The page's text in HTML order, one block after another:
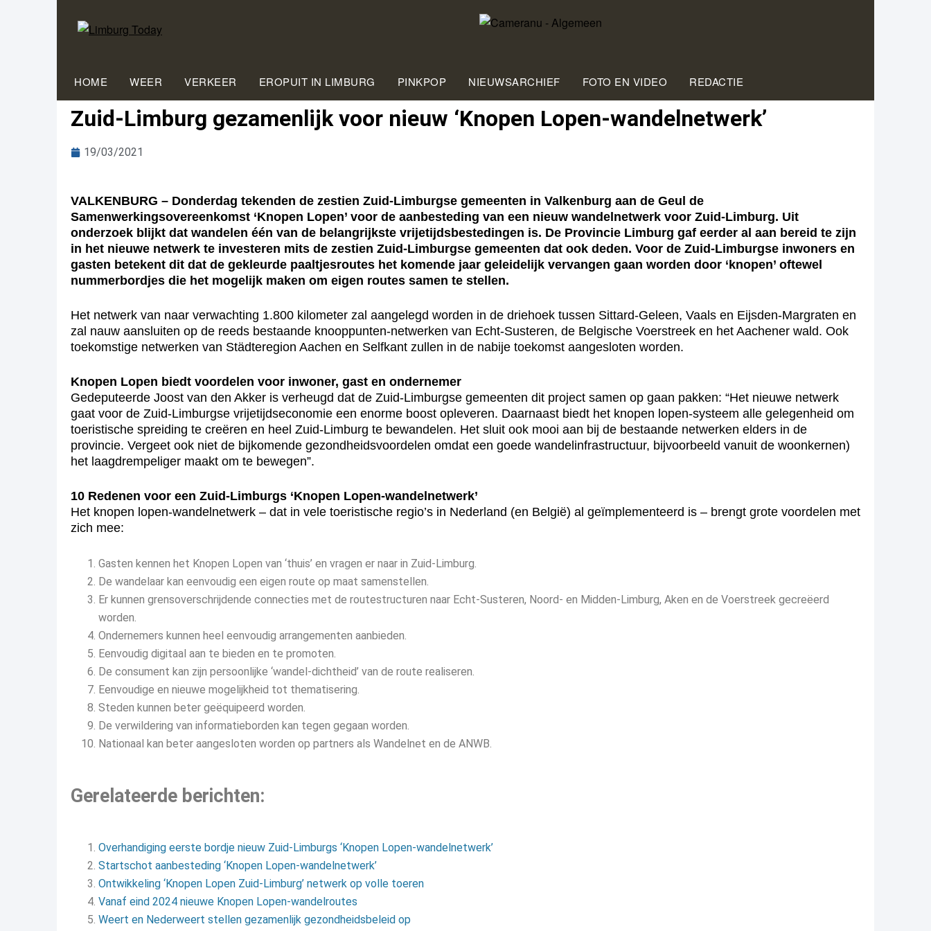
HOME WEER VERKEER EROPUIT IN LIMBURG PINKPOP NIEUWSARCHIEF FOTO EN VIDEO REDACTIE
Zuid-Limburg gezamenlijk voor nieuw ‘Knopen Lopen-wandelnetwerk’
19/03/2021
VALKENBURG – Donderdag tekenden de zestien Zuid-Limburgse gemeenten in Valkenburg aan de Geul de
Samenwerkingsovereenkomst ‘Knopen Lopen’ voor de aanbesteding van een nieuw wandelnetwerk voor Zuid-Limburg. Uit
onderzoek blijkt dat wandelen één van de belangrijkste vrijetijdsbestedingen is. De Provincie Limburg gaf eerder al aan bereid te zijn
in het nieuwe netwerk te investeren mits de zestien Zuid-Limburgse gemeenten dat ook deden. Voor de Zuid-Limburgse inwoners en
gasten betekent dit dat de gekleurde paaltjesroutes het komende jaar geleidelijk vervangen gaan worden door ‘knopen’ oftewel
nummerbordjes die het mogelijk maken om eigen routes samen te stellen.
Het netwerk van naar verwachting 1.800 kilometer zal aangelegd worden in de driehoek tussen Sittard-Geleen, Vaals en Eijsden-Margraten en
zal nauw aansluiten op de reeds bestaande knooppunten-netwerken van Echt-Susteren, de Belgische Voerstreek en het Aachener wald. Ook
toekomstige netwerken van Städteregion Aachen en Selfkant zullen in de nabije toekomst aangesloten worden.
Knopen Lopen biedt voordelen voor inwoner, gast en ondernemer
Gedeputeerde Joost van den Akker is verheugd dat de Zuid-Limburgse gemeenten dit project samen op gaan pakken: “Het nieuwe netwerk
gaat voor de Zuid-Limburgse vrijetijdseconomie een enorme boost opleveren. Daarnaast biedt het knopen lopen-systeem alle gelegenheid om
toeristische spreiding te creëren en heel Zuid-Limburg te bewandelen. Het sluit ook mooi aan bij de bestaande netwerken elders in de
provincie. Vergeet ook niet de bijkomende gezondheidsvoordelen omdat een goede wandelinfrastructuur, bijvoorbeeld vanuit de woonkernen)
het laagdrempeliger maakt om te bewegen”.
10 Redenen voor een Zuid-Limburgs ‘Knopen Lopen-wandelnetwerk’
Het knopen lopen-wandelnetwerk – dat in vele toeristische regio’s in Nederland (en België) al geïmplementeerd is – brengt grote voordelen met
zich mee:
Gasten kennen het Knopen Lopen van ‘thuis’ en vragen er naar in Zuid-Limburg.
De wandelaar kan eenvoudig een eigen route op maat samenstellen.
Er kunnen grensoverschrijdende connecties met de routestructuren naar Echt-Susteren, Noord- en Midden-Limburg, Aken en de Voerstreek gecreëerd
worden.
Ondernemers kunnen heel eenvoudig arrangementen aanbieden.
Eenvoudig digitaal aan te bieden en te promoten.
De consument kan zijn persoonlijke ‘wandel-dichtheid’ van de route realiseren.
Eenvoudige en nieuwe mogelijkheid tot thematisering.
Steden kunnen beter geëquipeerd worden.
De verwildering van informatieborden kan tegen gegaan worden.
Nationaal kan beter aangesloten worden op partners als Wandelnet en de ANWB.
Gerelateerde berichten:
Overhandiging eerste bordje nieuw Zuid-Limburgs ‘Knopen Lopen-wandelnetwerk’
Startschot aanbesteding ‘Knopen Lopen-wandelnetwerk’
Ontwikkeling ‘Knopen Lopen Zuid-Limburg’ netwerk op volle toeren
Vanaf eind 2024 nieuwe Knopen Lopen-wandelroutes
Weert en Nederweert stellen gezamenlijk gezondheidsbeleid op